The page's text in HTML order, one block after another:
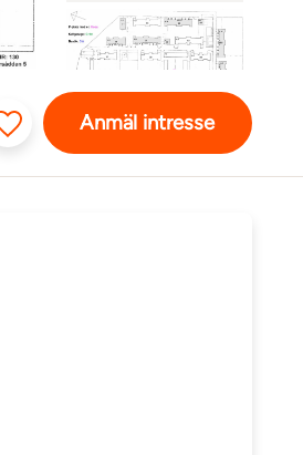
Anmäl intresse